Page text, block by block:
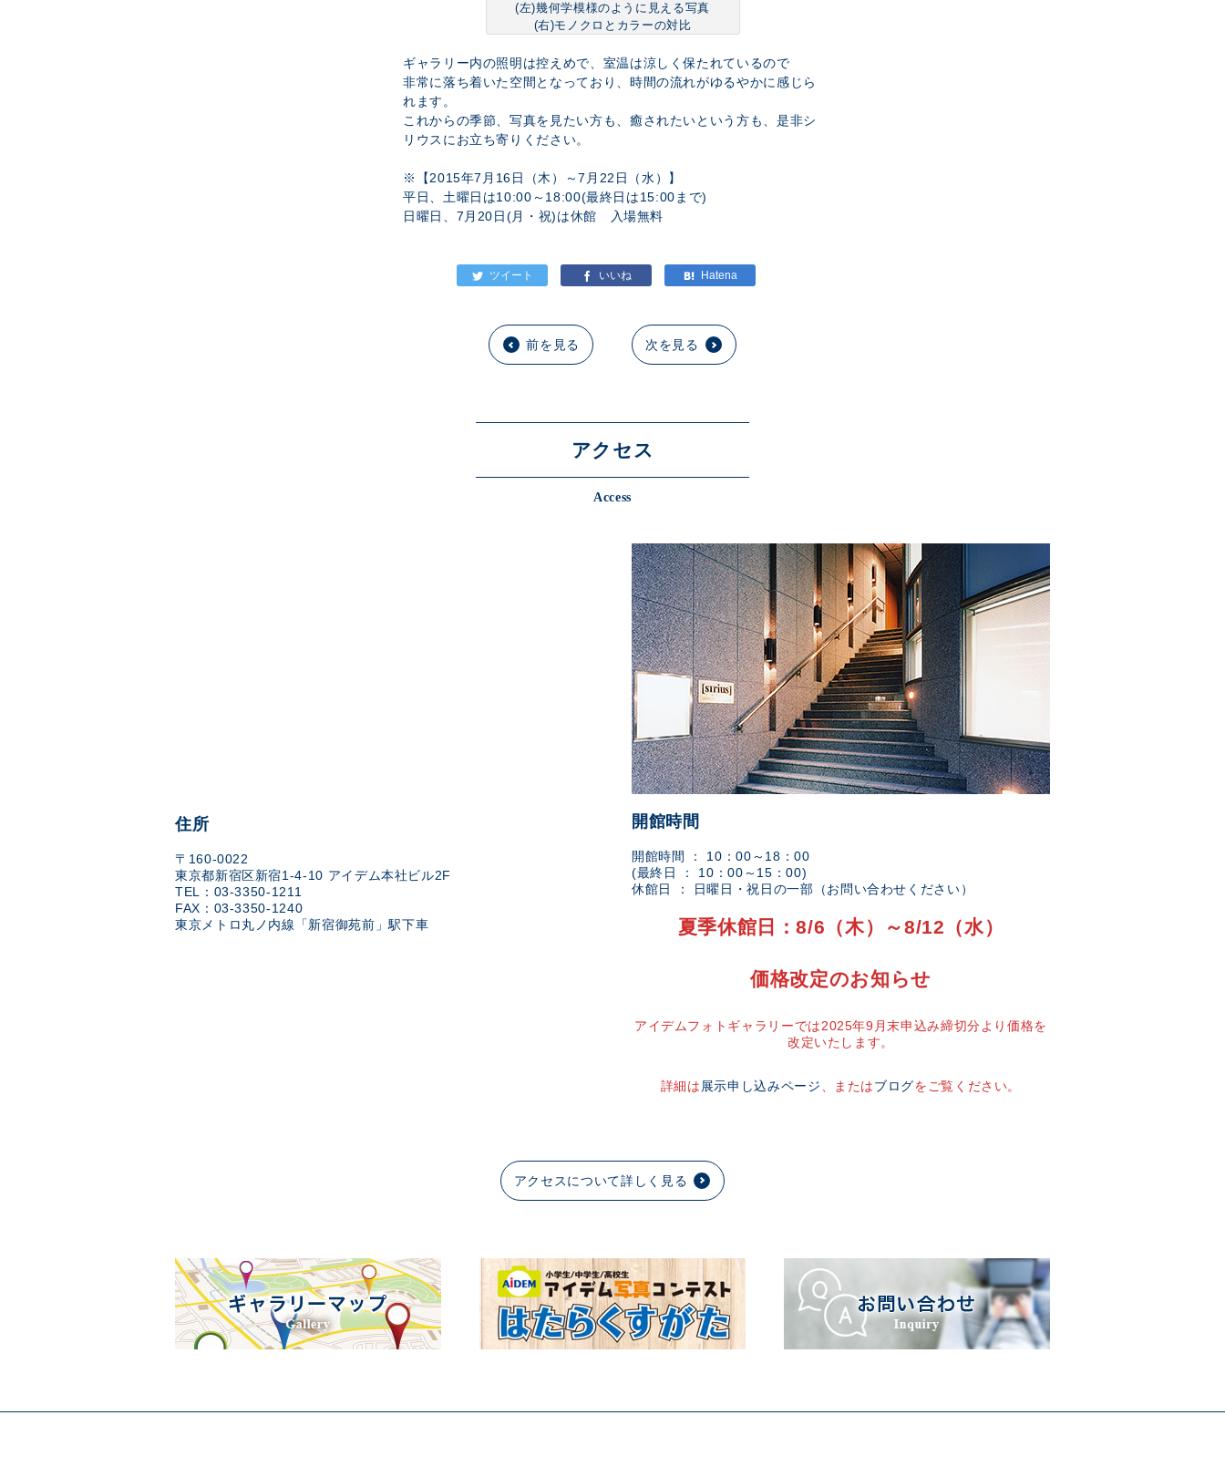
(左)幾何学模様のように見える写真
(右)モノクロとカラーの対比
ギャラリー内の照明は控えめで、室温は涼しく保たれているので
非常に落ち着いた空間となっており、時間の流れがゆるやかに感じら
れます。
これからの季節、写真を見たい方も、癒されたいという方も、是非シ
リウスにお立ち寄りください。
※【2015年7月16日（木）～7月22日（水）】
平日、土曜日は10:00～18:00(最終日は15:00まで)
日曜日、7月20日(月・祝)は休館 入場無料
前を見る 次を見る
アクセス
Access
住所
〒160-0022
東京都新宿区新宿1-4-10 アイデム本社ビル2F
TEL：03-3350-1211
FAX：03-3350-1240
東京メトロ丸ノ内線「新宿御苑前」駅下車
開館時間
開館時間 ： 10：00～18：00
(最終日 ： 10：00～15：00)
休館日 ： 日曜日・祝日の一部（お問い合わせください）
夏季休館日：8/6（木）～8/12（水）
価格改定のお知らせ
アイデムフォトギャラリーでは2025年9月末申込み締切分より価格を
改定いたします。
詳細は 展示申し込みページ 、またはブログをご覧ください。
アクセスについて詳しく見る